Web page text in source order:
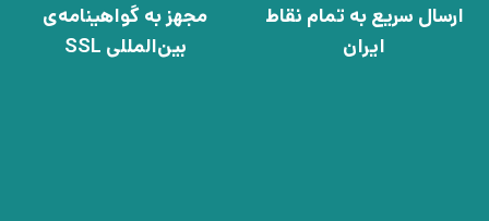
ارسال سریع به تمام نقاط
ایران
مجهز به گواهینامه‌ی
بین‌المللی SSL